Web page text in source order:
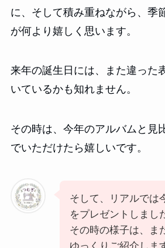
に、そして積み重ねながら、季
が何より嬉しく思います。
来年の誕生日には、また違った
いているかも知れません。
その時は、今年のアルバムと見
でいただけたら嬉しいです。
そして、リアルでは
をプレゼントしまし
その時の様子は、ま